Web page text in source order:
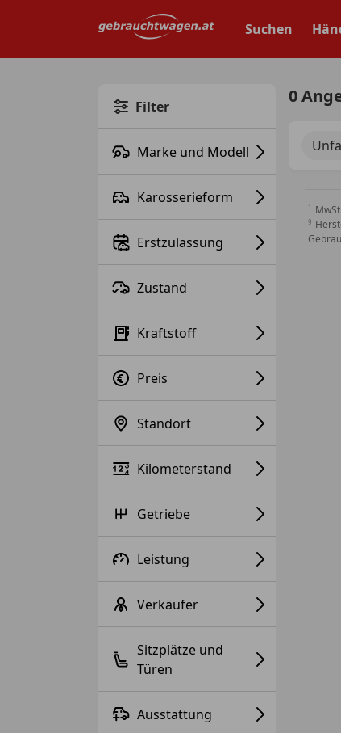
Suchen
Filter
Marke und Modell
Karosserieform
Erstzulassung
Zustand
Kraftstoff
Preis
Standort
Kilometerstand
Getriebe
Leistung
Verkäufer
Sitzplätze und
Türen
Ausstattung
0